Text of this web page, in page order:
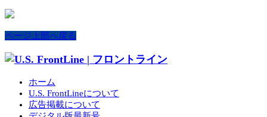
ページ上部へ戻る
ホーム
U.S. FrontLineについて
広告掲載について